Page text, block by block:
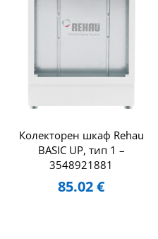
Колекторен шкаф Rehau
BASIC UP, тип 1 –
3548921881
85.02€